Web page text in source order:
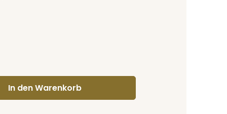
Wert ein oder benutze
In den Warenkorb